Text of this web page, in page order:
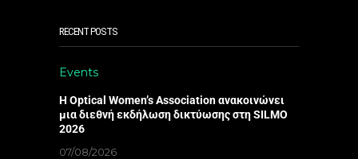
RECENT POSTS
Events
Η Optical Women’s Association ανακοινώνει
μια διεθνή εκδήλωση δικτύωσης στη SILMO
2026
07/08/2026